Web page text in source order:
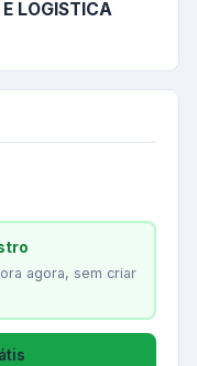
LOGISTICA
agora, sem criar